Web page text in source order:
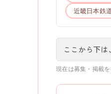
近畿日本鉄
ここから下
現在は募集・掲載